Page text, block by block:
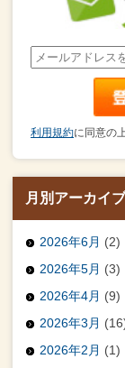
利用規約に同意の
月別アーカイブ
2026年6月 (2)
2026年5月 (3)
2026年4月 (9)
2026年3月
2026年2月 (1)